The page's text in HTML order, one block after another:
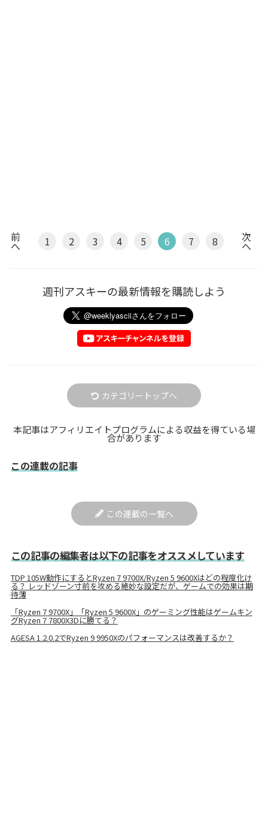
前
へ 1 2 3 4 5 6 7 8 次
へ
週刊アスキーの最新情報を購読しよう
カテゴリートップへ
本記事はアフィリエイトプログラムによる収益を得ている場
合があります
この連載の記事
この連載の一覧へ
この記事の編集者は以下の記事をオススメしています
TDP 105W動作にするとRyzen 7 9700X/Ryzen 5 9600Xはどの程度化け
る？ レッドゾーン寸前を攻める絶妙な設定だが、ゲームでの効果は期
待薄
「Ryzen 7 9700X」「Ryzen 5 9600X」のゲーミング性能はゲームキン
グRyzen 7 7800X3Dに勝てる？
AGESA 1.2.0.2でRyzen 9 9950Xのパフォーマンスは改善するか？